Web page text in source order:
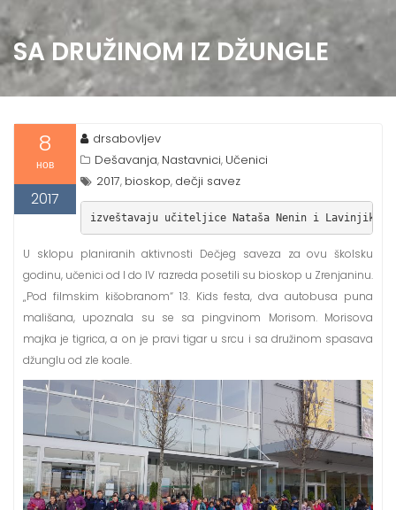
SA DRUŽINOM IZ DŽUNGLE
8
нов
2017
drsabovljev
Dešavanja, Nastavnici, Učenici
2017, bioskop, dečji savez
izveštavaju učiteljice Nataša Nenin i Lavinjika
U sklopu planiranih aktivnosti Dečjeg saveza za ovu školsku
godinu, učenici od I do IV razreda posetili su bioskop u Zrenjaninu.
„Pod filmskim kišobranom“ 13. Kids festa, dva autobusa puna
mališana, upoznala su se sa pingvinom Morisom. Morisova
majka je tigrica, a on je pravi tigar u srcu i sa družinom spasava
džunglu od zle koale.